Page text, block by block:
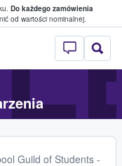
Do każdego zamówienia
od wartości nominalnej.
StubHub —
i
Guild of Students -